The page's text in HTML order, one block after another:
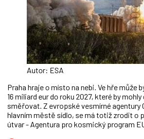
Autor: ESA
Praha hraje o místo na nebi. Ve hře může
16 miliard eur do roku 2027, které by
směřovat. Z evropské vesmírné agentury
hlavním městě sídlo, se má totiž zrodit o
útvar - Agentura pro kosmický program